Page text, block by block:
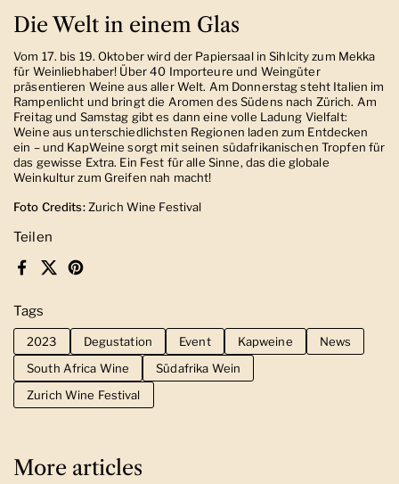
Teilen
Facebook
X (Twitter)Pinterest
Tags
2023 Degustation Event Kapweine
News
South Africa Wine
Südafrika Wein
Zurich Wine Festival
Die Welt in einem Glas
Vom 17. bis 19. Oktober wird der Papiersaal in Sihlcity zum Mekka
für Weinliebhaber! Über 40 Importeure und Weingüter
präsentieren Weine aus aller Welt. Am Donnerstag steht Italien im
Rampenlicht und bringt die Aromen des Südens nach Zürich. Am
Freitag und Samstag gibt es dann eine volle Ladung Vielfalt:
Weine aus unterschiedlichsten Regionen laden zum Entdecken
ein – und KapWeine sorgt mit seinen südafrikanischen Tropfen für
das gewisse Extra. Ein Fest für alle Sinne, das die globale
Weinkultur zum Greifen nah macht!
Foto Credits:Zurich Wine Festival
More articles